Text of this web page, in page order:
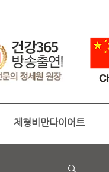
체형비만다이어트